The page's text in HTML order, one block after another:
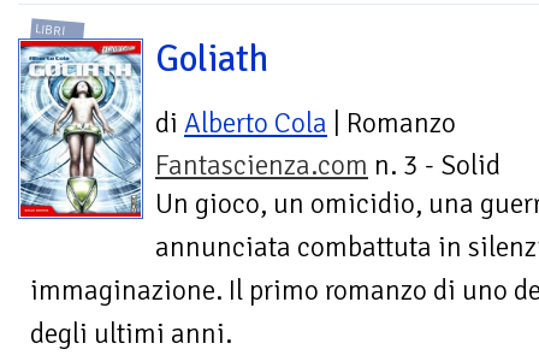
LIBRI
Goliath
di Alberto Cola | Romanzo
Fantascienza.com n. 3 - Solid
Un gioco, un omicidio, una
annunciata combattuta in
immaginazione. Il primo romanzo di uno
degli ultimi anni.